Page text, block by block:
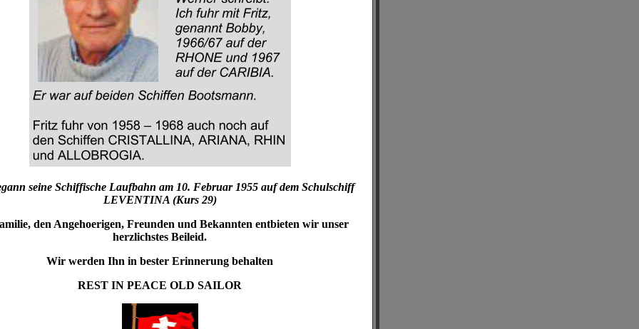
seine Schiffische Laufbahn am 10. Februar 1955 auf dem Schulschiff
LEVENTINA (Kurs 29)
den Angehoerigen, Freunden und Bekannten entbieten wir unser
herzlichstes Beileid.
Wir werden Ihn in bester Erinnerung behalten
REST IN PEACE OLD SAILOR